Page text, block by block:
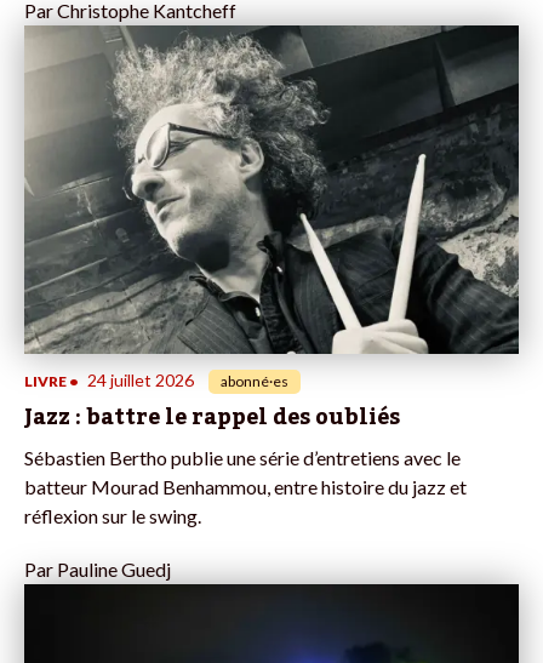
ParChristophe Kantcheff
LIVRE • 24 juillet 2026 abonné·es
Jazz : battre le rappel des oubliés
Sébastien Bertho publie une série d’entretiens avec le
batteur Mourad Benhammou, entre histoire du jazz et
réflexion sur le swing.
Par Pauline Guedj